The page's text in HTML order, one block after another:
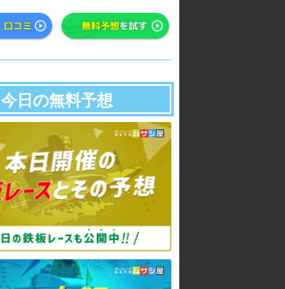
今日の無料予想